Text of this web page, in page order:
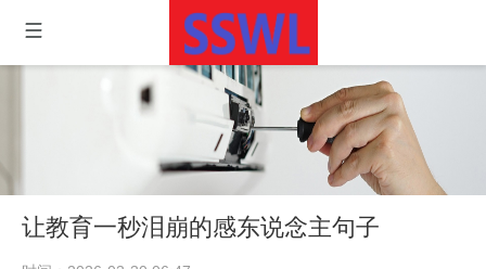
让教育一秒泪崩的感东说念主句子